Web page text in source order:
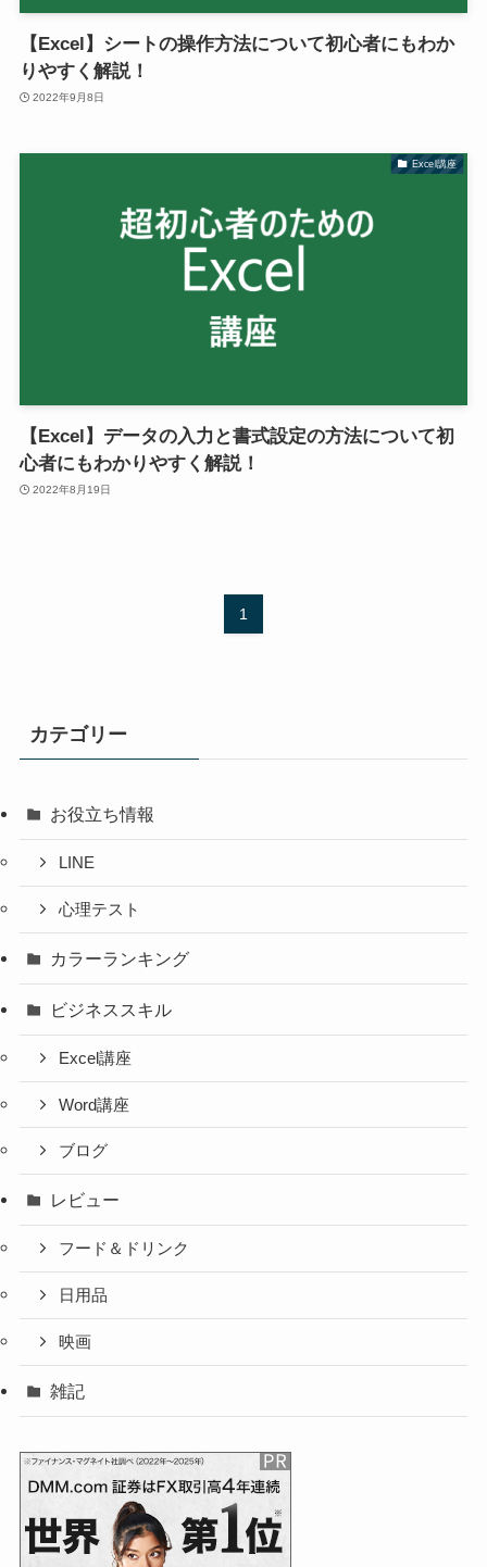
【Excel】シートの操作方法について初心者にもわか
りやすく解説！
2022年9月8日
Excel講座
【Excel】データの入力と書式設定の方法について初
心者にもわかりやすく解説！
2022年8月19日
1
カテゴリー
お役立ち情報
LINE
心理テスト
カラーランキング
ビジネススキル
Excel講座
Word講座
ブログ
レビュー
フード＆ドリンク
日用品
映画
雑記